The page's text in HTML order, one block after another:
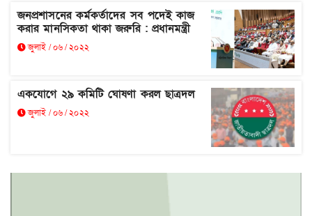
জনপ্রশাসনের কর্মকর্তাদের সব পদেই কাজ
করার মানসিকতা থাকা জরুরি : প্রধানমন্ত্রী
জুলাই / ০৬ / ২০২২
একযোগে ২৯ কমিটি ঘোষণা করল ছাত্রদল
জুলাই / ০৬ / ২০২২